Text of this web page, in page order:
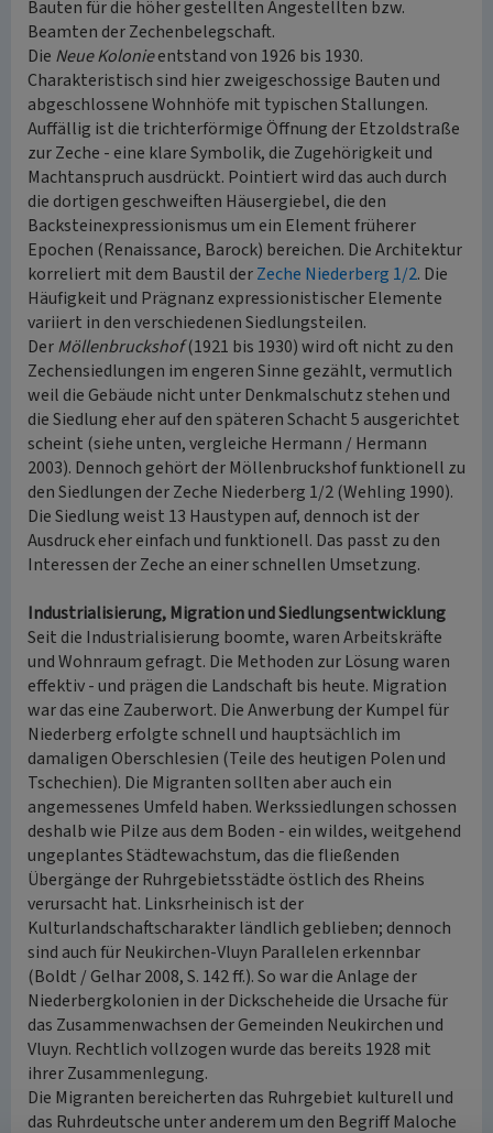
Bauten für die höher gestellten Angestellten bzw.
Beamten der Zechenbelegschaft.
Die Neue Kolonieentstand von 1926 bis 1930.
Charakteristisch sind hier zweigeschossige Bauten und
abgeschlossene Wohnhöfe mit typischen Stallungen.
Auffällig ist die trichterförmige Öffnung der Etzoldstraße
zur Zeche - eine klare Symbolik, die Zugehörigkeit und
Machtanspruch ausdrückt. Pointiert wird das auch durch
die dortigen geschweiften Häusergiebel, die den
Backsteinexpressionismus um ein Element früherer
Epochen (Renaissance, Barock) bereichen. Die Architektur
korreliert mit dem Baustil derZeche Niederberg 1/2. Die
Häufigkeit und Prägnanz expressionistischer Elemente
variiert in den verschiedenen Siedlungsteilen.
DerMöllenbruckshof(1921 bis 1930) wird oft nicht zu den
Zechensiedlungen im engeren Sinne gezählt, vermutlich
weil die Gebäude nicht unter Denkmalschutz stehen und
die Siedlung eher auf den späteren Schacht 5 ausgerichtet
scheint (siehe unten, vergleiche Hermann / Hermann
2003). Dennoch gehört der Möllenbruckshof funktionell zu
den Siedlungen der Zeche Niederberg 1/2 (Wehling 1990).
Die Siedlung weist 13 Haustypen auf, dennoch ist der
Ausdruck eher einfach und funktionell. Das passt zu den
Interessen der Zeche an einer schnellen Umsetzung.
Industrialisierung, Migration und Siedlungsentwicklung
Seit die Industrialisierung boomte, waren Arbeitskräfte
und Wohnraum gefragt. Die Methoden zur Lösung waren
effektiv - und prägen die Landschaft bis heute. Migration
war das eine Zauberwort. Die Anwerbung der Kumpel für
Niederberg erfolgte schnell und hauptsächlich im
damaligen Oberschlesien (Teile des heutigen Polen und
Tschechien). Die Migranten sollten aber auch ein
angemessenes Umfeld haben. Werkssiedlungen schossen
deshalb wie Pilze aus dem Boden - ein wildes, weitgehend
ungeplantes Städtewachstum, das die fließenden
Übergänge der Ruhrgebietsstädte östlich des Rheins
verursacht hat. Linksrheinisch ist der
Kulturlandschaftscharakter ländlich geblieben; dennoch
sind auch für Neukirchen-Vluyn Parallelen erkennbar
(Boldt / Gelhar 2008, S. 142 ff.). So war die Anlage der
Niederbergkolonien in der Dickscheheide die Ursache für
das Zusammenwachsen der Gemeinden Neukirchen und
Vluyn. Rechtlich vollzogen wurde das bereits 1928 mit
ihrer Zusammenlegung.
Die Migranten bereicherten das Ruhrgebiet kulturell und
das Ruhrdeutsche unter anderem um den Begriff Maloche